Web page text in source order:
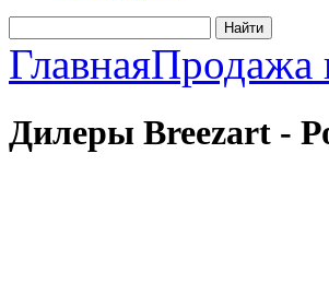
ГлавнаяПродажа
Дилеры Breezart -